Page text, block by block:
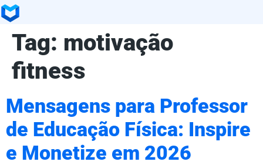
Tag: motivação
fitness
Mensagens para Professor
de Educação Física: Inspire
e Monetize em 2026